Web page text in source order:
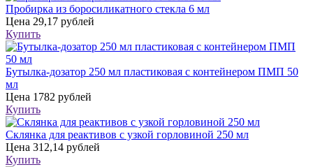
Пробирка из боросиликатного стекла 6 мл
Цена 29,17 рублей
Купить
Бутылка-дозатор 250 мл пластиковая с контейнером ПМП 50
мл
Цена 1782 рублей
Купить
Склянка для реактивов с узкой горловиной 250 мл
Цена 312,14 рублей
Купить